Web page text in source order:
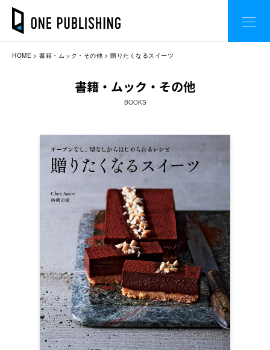
HOME 書籍・ムック・その他 贈りたくなるスイーツ
書籍・ムック・その他
BOOKS